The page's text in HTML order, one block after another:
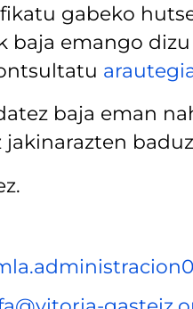
gabeko
baja emango
baja eman